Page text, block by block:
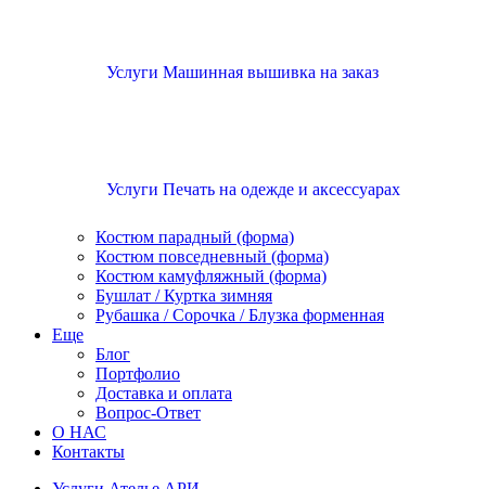
Услуги Машинная вышивка на заказ
Услуги Печать на одежде и аксессуарах
Костюм парадный (форма)
Костюм повседневный (форма)
Костюм камуфляжный (форма)
Бушлат / Куртка зимняя
Рубашка / Сорочка / Блузка форменная
Еще
Блог
Портфолио
Доставка и оплата
Вопрос-Ответ
О НАС
Контакты